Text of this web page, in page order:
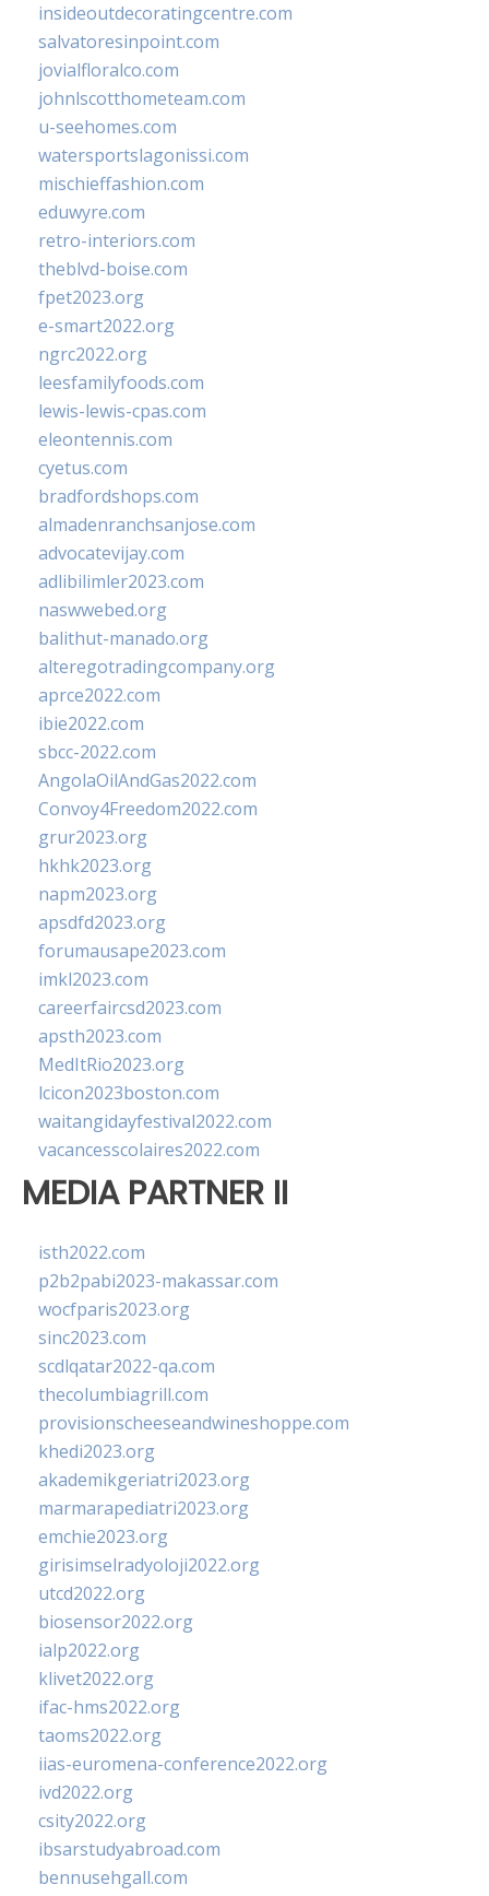
insideoutdecoratingcentre.com
salvatoresinpoint.com
jovialfloralco.com
johnlscotthometeam.com
u-seehomes.com
watersportslagonissi.com
mischieffashion.com
eduwyre.com
retro-interiors.com
theblvd-boise.com
fpet2023.org
e-smart2022.org
ngrc2022.org
leesfamilyfoods.com
lewis-lewis-cpas.com
eleontennis.com
cyetus.com
bradfordshops.com
almadenranchsanjose.com
advocatevijay.com
adlibilimler2023.com
naswwebed.org
balithut-manado.org
alteregotradingcompany.org
aprce2022.com
ibie2022.com
sbcc-2022.com
AngolaOilAndGas2022.com
Convoy4Freedom2022.com
grur2023.org
hkhk2023.org
napm2023.org
apsdfd2023.org
forumausape2023.com
imkl2023.com
careerfaircsd2023.com
apsth2023.com
MedItRio2023.org
lcicon2023boston.com
waitangidayfestival2022.com
vacancesscolaires2022.com
MEDIA PARTNER II
isth2022.com
p2b2pabi2023-makassar.com
wocfparis2023.org
sinc2023.com
scdlqatar2022-qa.com
thecolumbiagrill.com
provisionscheeseandwineshoppe.com
khedi2023.org
akademikgeriatri2023.org
marmarapediatri2023.org
emchie2023.org
girisimselradyoloji2022.org
utcd2022.org
biosensor2022.org
ialp2022.org
klivet2022.org
ifac-hms2022.org
taoms2022.org
iias-euromena-conference2022.org
ivd2022.org
csity2022.org
ibsarstudyabroad.com
bennusehgall.com